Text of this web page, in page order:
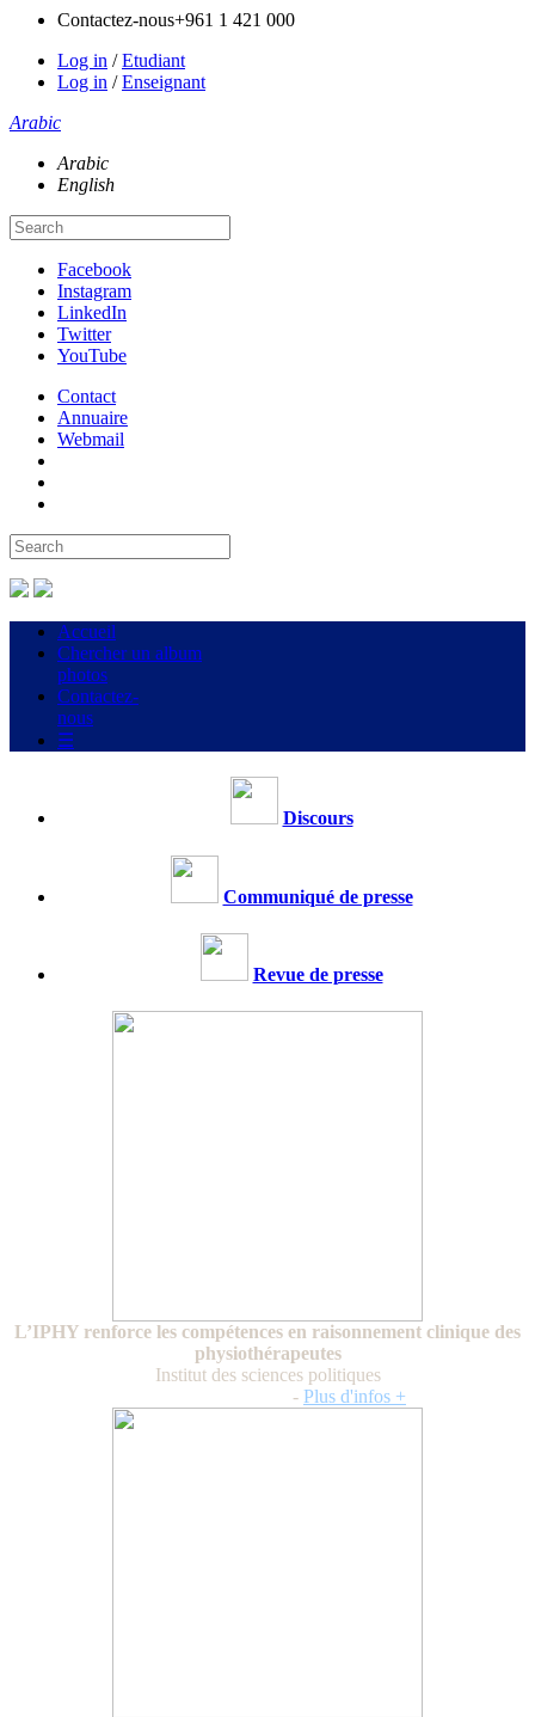
Contactez-nous+961 1 421 000
Log in /Etudiant
Log in /Enseignant
Arabic
Arabic
English
Facebook
Instagram
LinkedIn
Twitter
YouTube
Contact
Annuaire
Webmail
Accueil
Chercher un album
photos
Contactez-
nous
☰
Discours
Communiqué de presse
Revue de presse
L’IPHY renforce les compétences en raisonnement clinique des
physiothérapeutes
Institut des sciences politiques
- Plus d'infos +